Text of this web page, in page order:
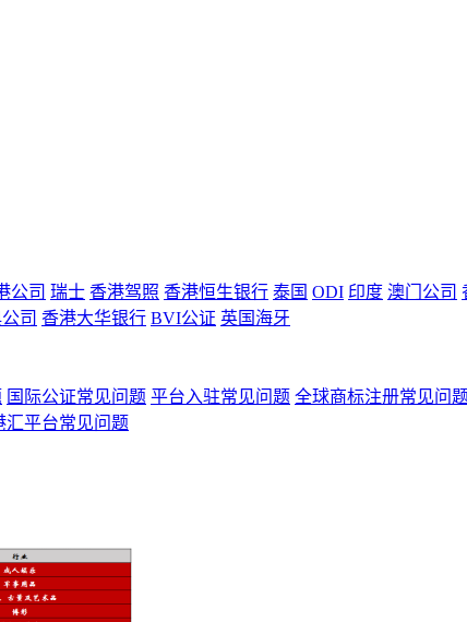
公司 瑞士 香港驾照 香港恒生银行 泰国 ODI 印度 澳门公司
司 香港大华银行 BVI公证 英国海牙
国际公证常见问题 平台入驻常见问题 全球商标注册常见问题
汇平台常见问题